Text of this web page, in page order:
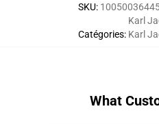
SKU:
Catégories:
Karl
Karl
What